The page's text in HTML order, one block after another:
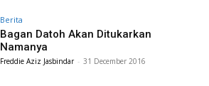
Berita
Bagan Datoh Akan Ditukarkan
Namanya
Freddie Aziz Jasbindar - 31 December 2016